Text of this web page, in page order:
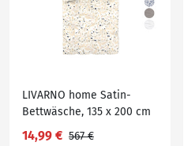
LIVARNO home Satin-
Bettwäsche, 135 x 200 cm
14,99 € 567 €